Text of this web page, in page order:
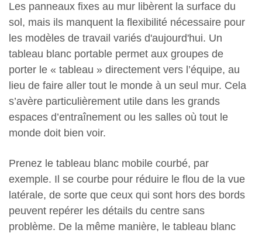
Les panneaux fixes au mur libèrent la surface du
sol, mais ils manquent la flexibilité nécessaire pour
les modèles de travail variés d'aujourd'hui. Un
tableau blanc portable permet aux groupes de
porter le « tableau » directement vers l’équipe, au
lieu de faire aller tout le monde à un seul mur. Cela
s’avère particulièrement utile dans les grands
espaces d’entraînement ou les salles où tout le
monde doit bien voir.
Prenez le tableau blanc mobile courbé, par
exemple. Il se courbe pour réduire le flou de la vue
latérale, de sorte que ceux qui sont hors des bords
peuvent repérer les détails du centre sans
problème. De la même manière, le tableau blanc